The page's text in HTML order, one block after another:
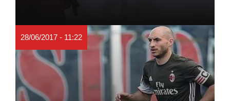
28/06/2017 - 11:22